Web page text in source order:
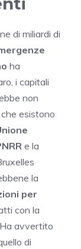
di miliardi di
ha
i capitali
non
esistono
e la
la
per
con la
. Ha avvertito
di